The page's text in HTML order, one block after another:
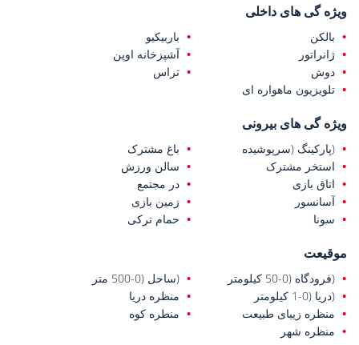
ویژه گی های داخلی
بالکن
باربیکیو
ژانراتور
آشپزخانه اوپن
دوش
تراس
تلویزیون ماهواره ای
ویژه گی های بیرونی
(پارکینگ (سرپوشیده
باغ مشترک
استخر مشترک
سالن ورزش
اتاق بازی
در مجتمع
آسانسور
زمین بازی
سونا
حمام ترکی
موقیعت
(فرودگاه (0-50 کیلومتر
(ساحل (0-500 متر
(دریا (0-1 کیلومتر
منظره دریا
منظره زیبای طبیعت
منطره کوه
منظره شهر